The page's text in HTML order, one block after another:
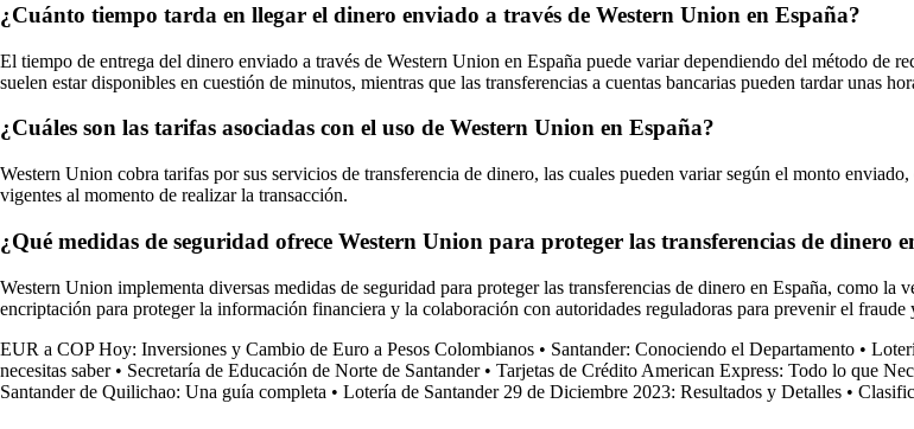
¿Cuánto tiempo tarda en llegar el dinero enviado a través de Western Union en España?
El tiempo de entrega del dinero enviado a través de Western Union en España puede variar dependiendo del método de
suelen estar disponibles en cuestión de minutos, mientras que las transferencias a cuentas bancarias pueden tardar unas
¿Cuáles son las tarifas asociadas con el uso de Western Union en España?
Western Union cobra tarifas por sus servicios de transferencia de dinero, las cuales pueden variar según el monto
vigentes al momento de realizar la transacción.
¿Qué medidas de seguridad ofrece Western Union para proteger las transferencias de dinero
Western Union implementa diversas medidas de seguridad para proteger las transferencias de dinero en España, como
encriptación para proteger la información financiera y la colaboración con autoridades reguladoras para prevenir el fraude
EUR a COP Hoy: Inversiones y Cambio de Euro a Pesos Colombianos • Santander: Conociendo el Departamento •
necesitas saber• Secretaría de Educación de Norte de Santander• Tarjetas de Crédito American Express: Todo lo que
Santander de Quilichao: Una guía completa • Lotería de Santander 29 de Diciembre 2023: Resultados y Detalles •